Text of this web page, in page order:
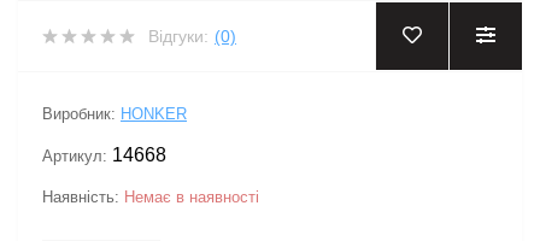
Відгуки: (0)
Виробник: HONKER
Артикул: 14668
Наявність: Немає в наявності